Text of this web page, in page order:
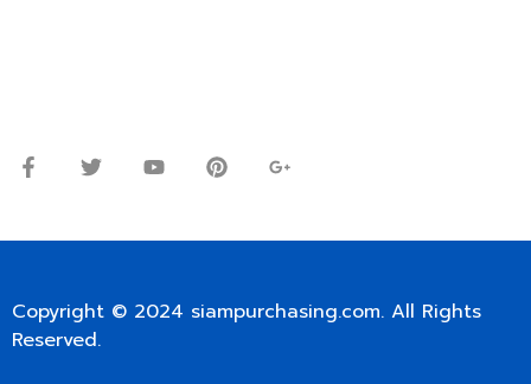
Copyright © 2024 siampurchasing.com. All Rights
Reserved.